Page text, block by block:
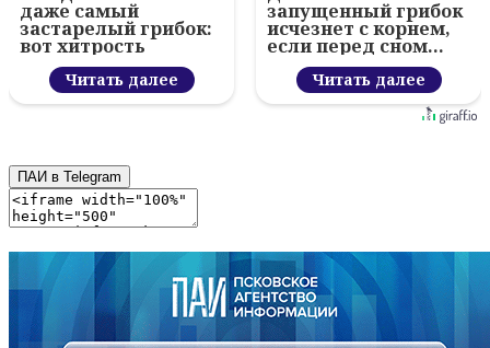
даже самый
застарелый грибок:
вот хитрость
Читать далее
запущенный грибок
исчезнет с корнем,
если перед сном…
Читать далее
ПАИ в Telegram